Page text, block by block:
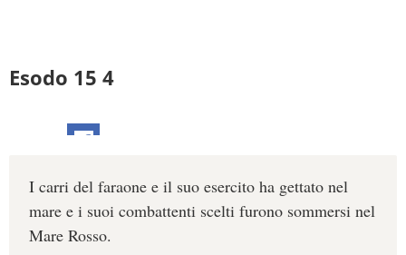
Esodo 15 4
I carri del faraone e il suo esercito ha gettato nel
mare e i suoi combattenti scelti furono sommersi nel
Mare Rosso.